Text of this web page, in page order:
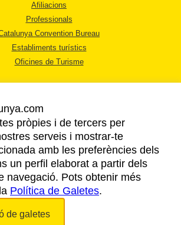
Afiliacions
Professionals
Convention Bureau
Establiments turístics
Oficines de Turisme
AVÍS LEGAL
POLÍTICA DE PRIVACITAT
COOKIES
ACCESSIBILITAT
pròpies i de tercers per
serveis i mostrar-te
amb les preferències dels
un perfil elaborat a partir dels
navegació. Pots obtenir més
Política de Galetes.
de galetes